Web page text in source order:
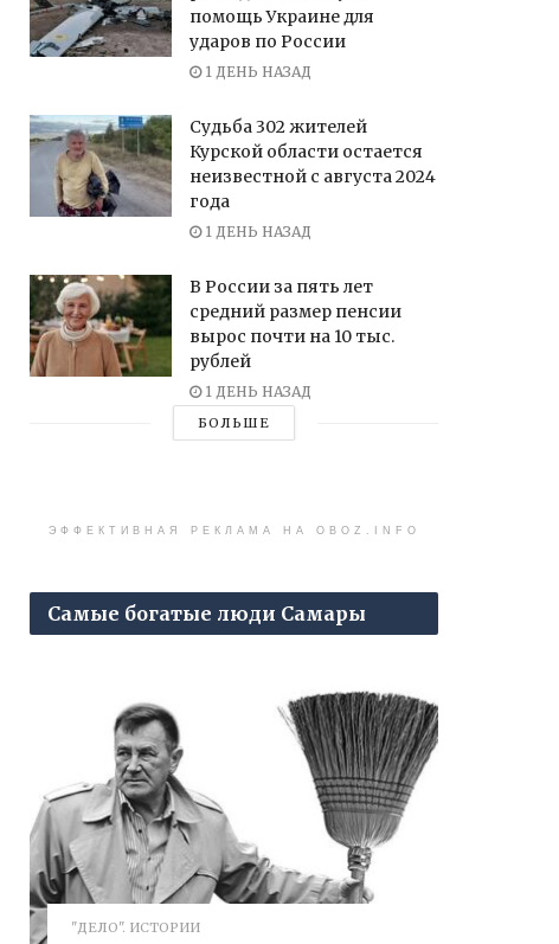
помощь Украине для
ударов по России
1 ДЕНЬ НАЗАД
Судьба 302 жителей
Курской области остается
неизвестной с августа 2024
года
1 ДЕНЬ НАЗАД
В России за пять лет
средний размер пенсии
вырос почти на 10 тыс.
рублей
1 ДЕНЬ НАЗАД
БОЛЬШЕ
ЭФФЕКТИВНАЯ РЕКЛАМА НА OBOZ.INFO
Самые богатые люди Самары
"ДЕЛО". ИСТОРИИ